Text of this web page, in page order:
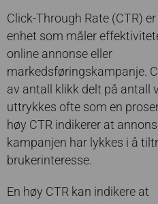
Click-Through Rate (CTR)
enhet som måler
online annonse eller
markedsføringskampanje.
av antall klikk delt på antall
uttrykkes ofte som en
høy CTR indikerer at
kampanjen har lykkes i å
brukerinteresse.
En høy CTR kan indikere at